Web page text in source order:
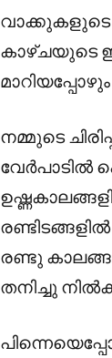
വാക്കുകളുടെ
കാഴ്ചയുടെ
നമ്മുടെ
വേർപാടിൽ
രണ്ടിടങ്ങളിൽ
രണ്ടു
തനിച്ചു